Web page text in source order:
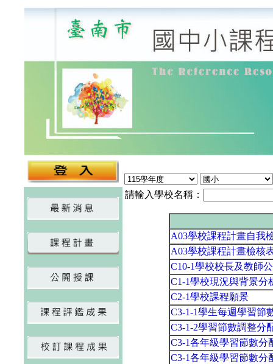
請輸入學校名稱：
A03學校課程計畫自我
A03學校課程計畫檢核
C10-1學校校長及教師
C1-1學校現況與背景分
C2-1學校課程願景
C3-1-1學生每週學習節
C3-1-2學習節數調整分
C3-1各年級學習節數分
C3-1各年級學習節數分